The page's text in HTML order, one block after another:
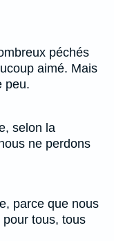
péchés
aimé. Mais
peu.
selon la
ne perdons
parce que nous
tous, tous